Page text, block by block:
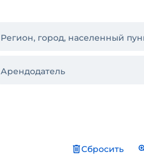
Регион, город, населенный
Арендодатель
Сбросить